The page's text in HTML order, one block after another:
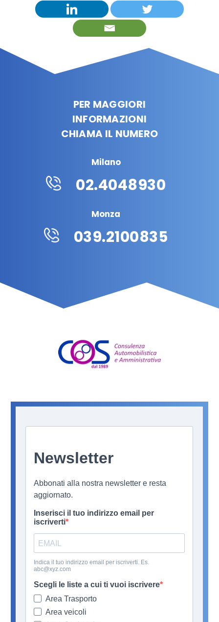
PER MAGGIORI
INFORMAZIONI
CHIAMA IL NUMERO
Milano
02.4048930
Monza
039.2100835